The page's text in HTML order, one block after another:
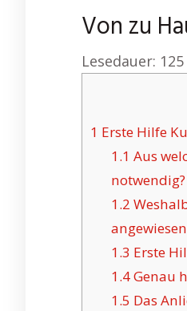
Von zu
Lesedauer: 125
1 Erste Hilfe
1.1 Aus
notwendig?
1.2
1.3 Erste
1.4Genau
1.5 Das